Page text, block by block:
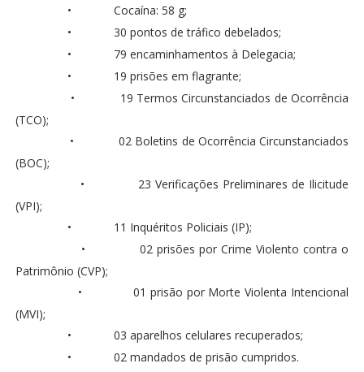
•
Cocaína: 58 g;
•
30 pontos de tráfico debelados;
•
79 encaminhamentos à Delegacia;
•
19 prisões em flagrante;
•
19 Termos Circunstanciados de Ocorrência
(TCO);
•
02 Boletins de Ocorrência Circunstanciados
(BOC);
•
23 Verificações Preliminares de Ilicitude
(VPI);
•
11 Inquéritos Policiais (IP);
•
02 prisões por Crime Violento contra o
Patrimônio (CVP);
•
01 prisão por Morte Violenta Intencional
(MVI);
•
03 aparelhos celulares recuperados;
•
02 mandados de prisão cumpridos.